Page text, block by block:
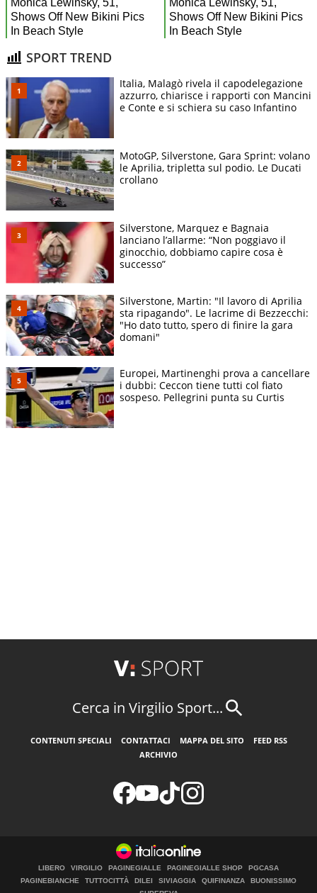
SPORT TREND
Italia, Malagò rivela il capodelegazione
azzurro, chiarisce i rapporti con Mancini
e Conte e si schiera su caso Infantino
MotoGP, Silverstone, Gara Sprint: volano
le Aprilia, tripletta sul podio. Le Ducati
crollano
Silverstone, Marquez e Bagnaia
lanciano l’allarme: “Non poggiavo il
ginocchio, dobbiamo capire cosa è
successo”
Silverstone, Martin: "Il lavoro di Aprilia
sta ripagando". Le lacrime di Bezzecchi:
"Ho dato tutto, spero di finire la gara
domani"
Europei, Martinenghi prova a cancellare
i dubbi: Ceccon tiene tutti col fiato
sospeso. Pellegrini punta su Curtis
Cerca in Virgilio Sport...
CONTENUTI SPECIALI CONTATTACI MAPPA DEL SITO
FEED RSS
ARCHIVIO
LIBERO VIRGILIO PAGINEGIALLE PAGINEGIALLE SHOP
PGCASA
PAGINEBIANCHE
TUTTOCITTÀ DILEI SIVIAGGIA QUIFINANZA
BUONISSIMO